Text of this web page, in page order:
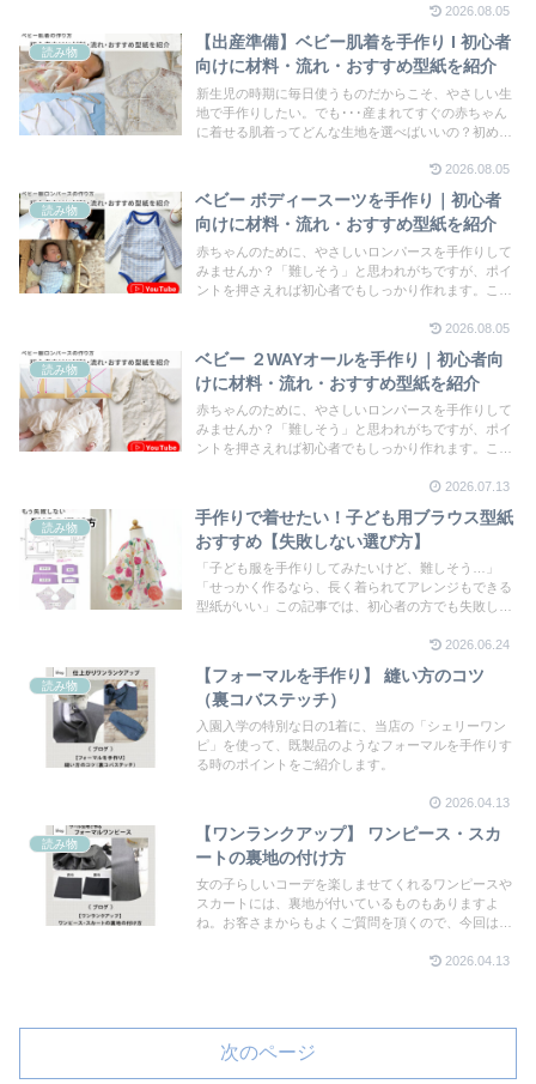
て選んであげたいですよね。この記事では、初めてで
も失敗しにくい生地選びから赤ちゃんコンビ肌着をわ
かりやすく解説します。赤ちゃんをお迎えする楽しい
準備期間、思い出になるベビー服を手作りしません
か？春夏はこれ１枚で、秋冬はインナーとしても活躍
するベビー肌着。まずは1着、気軽に作ってみてくだ
さいね。
2026.08.05
読み物
【出産準備】ベビー肌着を手作り I 初心者
向けに材料・流れ・おすすめ型紙を紹介
新生児の時期に毎日使うものだからこそ、やさしい生
地で手作りしたい。でも･･･産まれてすぐの赤ちゃん
に着せる肌着ってどんな生地を選べばいいの？初めて
て選んであげたいですよね。この記事では、初めてで
も失敗しにくい生地選びから赤ちゃん肌着をわかりや
すく解説します。
2026.08.05
読み物
ベビー ボディースーツを手作り｜初心者
向けに材料・流れ・おすすめ型紙を紹介
赤ちゃんのために、やさしいロンパースを手作りして
みませんか？「難しそう」と思われがちですが、ポイ
ントを押さえれば初心者でもしっかり作れます。この
2026.08.05
読み物
ベビー ２WAYオールを手作り｜初心者向
けに材料・流れ・おすすめ型紙を紹介
赤ちゃんのために、やさしいロンパースを手作りして
みませんか？「難しそう」と思われがちですが、ポイ
ントを押さえれば初心者でもしっかり作れます。この
2026.07.13
読み物
手作りで着せたい！子ども用ブラウス型紙
おすすめ【失敗しない選び方】
「子ども服を手作りしてみたいけど、難しそう…」
「せっかく作るなら、長く着られてアレンジもできる
型紙がいい」この記事では、初心者の方でも失敗しに
楽しめるブラウスについてもご紹介します。2026.06.24
読み物
【フォーマルを手作り】 縫い方のコツ
（裏コバステッチ）
入園入学の特別な日の1着に、当店の「シェリーワン
ピ」を使って、既製品のようなフォーマルを手作りす
る時のポイントをご紹介します。
2026.04.13
読み物
【ワンランクアップ】 ワンピース・スカ
ートの裏地の付け方
女の子らしいコーデを楽しませてくれるワンピースや
スカートには、裏地が付いているものもありますよ
ね。お客さまからもよくご質問を頂くので、今回はシ
をかけて丁寧に縫う方法をご紹介しようと思います。
2026.04.13
次のページ